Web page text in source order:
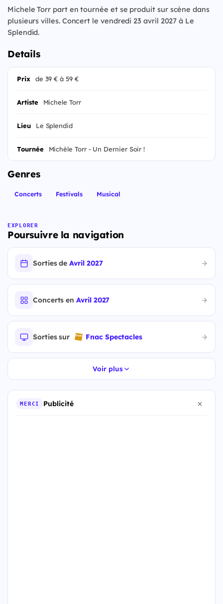
Michele Torr part en tournée et se produit sur scène dans
plusieurs villes. Concert le vendredi 23 avril 2027 à Le
Splendid.
Details
Prix de 39 € à 59 €
Artiste Michele Torr
Lieu Le Splendid
Tournée Michèle Torr - Un Dernier Soir !
Genres
Concerts Festivals Musical
EXPLORER
Poursuivre la navigation
Sorties deAvril 2027
Concerts enAvril 2027
Sorties sur Fnac Spectacles
Voir plus
MERCI Publicité